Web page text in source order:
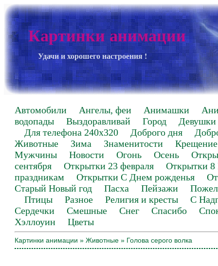
Картинки анимации
Удачи и хорошего настроения !
Автомобили Ангелы, феи Анимашки
водопады
Выздоравливай Город
Девушки
Для телефона 240х320
Доброго дня
Животные
Зима Знаменитости
Крещение
Мужчины
Новости Огонь Осень
сентября
Открытки 23 февраля
Открытки 8
праздникам
Открытки С Днем рожденья
Старый Новый год
Пасха Пейзажи
Птицы
Разное Религия и кресты
С
Сердечки
Смешные Снег Спасибо
Хэллоуин
Цветы
Картинки анимации » Животные » Голова серого волка